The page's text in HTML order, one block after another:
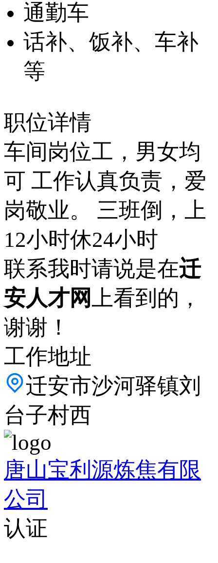
通勤车
话补、饭补、车补
等
职位详情
车间岗位工，男女均
可 工作认真负责，爱
岗敬业。 三班倒，上
12小时休24小时
联系我时请说是在迁
安人才网
上看到的，
谢谢！
工作地址
迁安市沙河驿镇刘
台子村西
唐山宝利源炼焦有限
公司
认证